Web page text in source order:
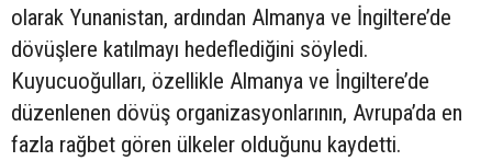
olarak Yunanistan, ardından Almanya ve İngiltere’de
dövüşlere katılmayı hedeflediğini söyledi.
Kuyucuoğulları, özellikle Almanya ve İngiltere’de
düzenlenen dövüş organizasyonlarının, Avrupa’da en
fazla rağbet gören ülkeler olduğunu kaydetti.